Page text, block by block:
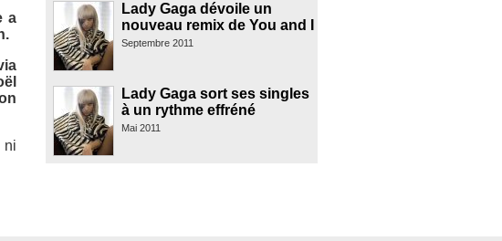
a
ni
Lady Gaga dévoile un
nouveau remix de You and I
Septembre 2011
Lady Gaga sort ses singles
à un rythme effréné
Mai 2011